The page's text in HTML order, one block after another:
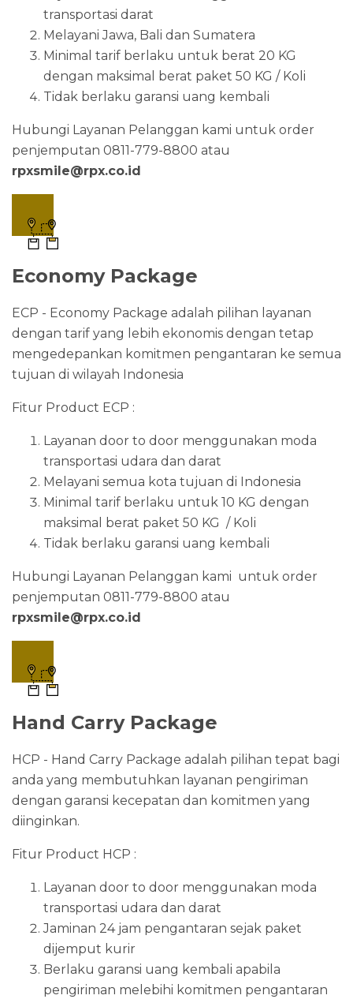
transportasi darat
Melayani Jawa, Bali dan Sumatera
Minimal tarif berlaku untuk berat 20 KG
dengan maksimal berat paket 50 KG / Koli
Tidak berlaku garansi uang kembali
Hubungi Layanan Pelanggan kami untuk order
penjemputan 0811-779-8800 atau
rpxsmile@rpx.co.id
Economy Package
ECP - Economy Package adalah pilihan layanan
dengan tarif yang lebih ekonomis dengan tetap
mengedepankan komitmen pengantaran ke semua
tujuan di wilayah Indonesia
Fitur Product ECP :
Layanan door to door menggunakan moda
transportasi udara dan darat
Melayani semua kota tujuan di Indonesia
Minimal tarif berlaku untuk 10 KG dengan
maksimal berat paket 50 KG / Koli
Tidak berlaku garansi uang kembali
Hubungi Layanan Pelanggan kami untuk order
penjemputan 0811-779-8800 atau
rpxsmile@rpx.co.id
Hand Carry Package
HCP - Hand Carry Package adalah pilihan tepat bagi
anda yang membutuhkan layanan pengiriman
dengan garansi kecepatan dan komitmen yang
diinginkan.
Fitur Product HCP :
Layanan door to door menggunakan moda
transportasi udara dan darat
Jaminan 24 jam pengantaran sejak paket
dijemput kurir
Berlaku garansi uang kembali apabila
pengiriman melebihi komitmen pengantaran